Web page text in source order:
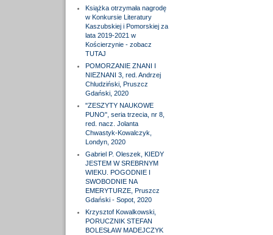
Książka otrzymała nagrodę
w Konkursie Literatury
Kaszubskiej i Pomorskiej za
lata 2019-2021 w
Kościerzynie - zobacz
TUTAJ
POMORZANIE ZNANI I
NIEZNANI 3, red. Andrzej
Chludziński, Pruszcz
Gdański, 2020
"ZESZYTY NAUKOWE
PUNO", seria trzecia, nr 8,
red. nacz. Jolanta
Chwastyk-Kowalczyk,
Londyn, 2020
Gabriel P. Oleszek, KIEDY
JESTEM W SREBRNYM
WIEKU. POGODNIE I
SWOBODNIE NA
EMERYTURZE, Pruszcz
Gdański - Sopot, 2020
Krzysztof Kowalkowski,
PORUCZNIK STEFAN
BOLESŁAW MADEJCZYK